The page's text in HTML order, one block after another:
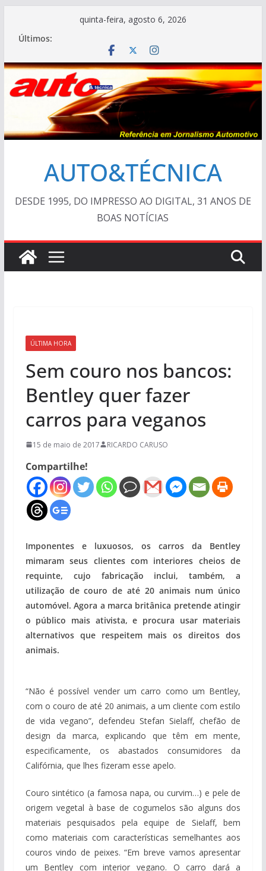
conteúdo
quinta-feira, agosto 6, 2026
Últimos:
AUTO&TÉCNICA
DESDE 1995, DO IMPRESSO AO DIGITAL, 31 ANOS DE
BOAS NOTÍCIAS
ÚLTIMA HORA
Sem couro nos bancos:
Bentley quer fazer
carros para veganos
15 de maio de 2017 RICARDO CARUSO
Compartilhe!
Imponentes e luxuosos, os carros da Bentley
mimaram seus clientes com interiores cheios de
requinte, cujo fabricação inclui, também, a
utilização de couro de até 20 animais num único
automóvel. Agora a marca britânica pretende atingir
o público mais ativista, e procura usar materiais
alternativos que respeitem mais os direitos dos
animais.
“Não é possível vender um carro como um Bentley,
com o couro de até 20 animais, a um cliente com estilo
de vida vegano”, defendeu Stefan Sielaff, chefão de
design da marca, explicando que têm em mente,
especificamente, os abastados consumidores da
Califórnia, que lhes fizeram esse apelo.
Couro sintético (a famosa napa, ou curvim…) e pele de
origem vegetal à base de cogumelos são alguns dos
materiais pesquisados pela equipe de Sielaff, bem
como materiais com características semelhantes aos
couros vindo de peixes. “Em breve vamos apresentar
um Bentley com interior vegano. O carro dará a